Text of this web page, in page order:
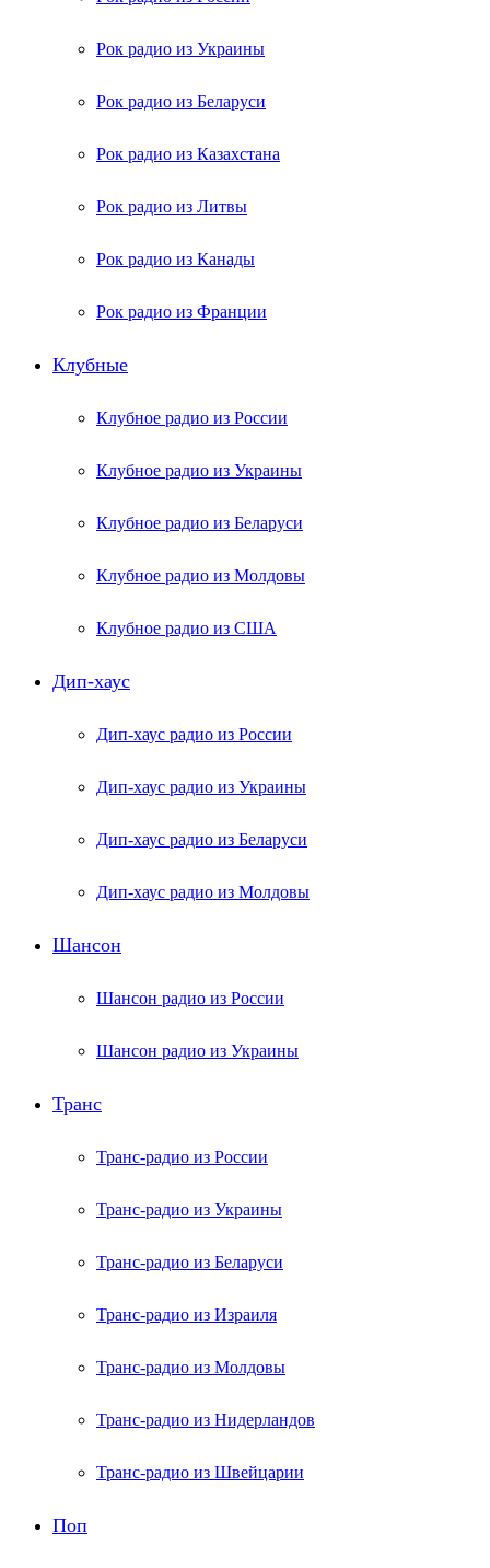
Рок радио из Украины
Рок радио из Беларуси
Рок радио из Казахстана
Рок радио из Литвы
Рок радио из Канады
Рок радио из Франции
Клубные
Клубное радио из России
Клубное радио из Украины
Клубное радио из Беларуси
Клубное радио из Молдовы
Клубное радио из США
Дип-хаус
Дип-хаус радио из России
Дип-хаус радио из Украины
Дип-хаус радио из Беларуси
Дип-хаус радио из Молдовы
Шансон
Шансон радио из России
Шансон радио из Украины
Транс
Транс-радио из России
Транс-радио из Украины
Транс-радио из Беларуси
Транс-радио из Израиля
Транс-радио из Молдовы
Транс-радио из Нидерландов
Транс-радио из Швейцарии
Поп